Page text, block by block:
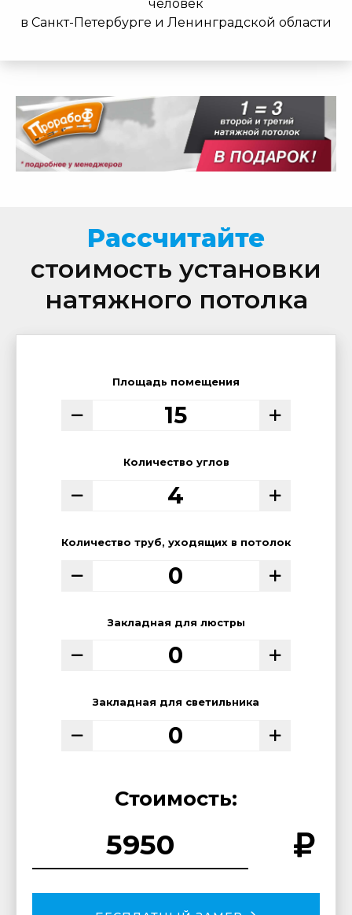
человек
в Санкт-Петербурге и Ленинградской области
Рассчитайте
стоимость установки
натяжного потолка
Площадь помещения
Количество углов
Количество труб, уходящих в потолок
Закладная для люстры
Закладная для светильника
Стоимость: